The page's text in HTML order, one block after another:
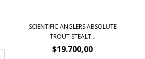
SCIENTIFIC ANGLERS ABSOLUTE
TROUT STEALT...
$19.700,00